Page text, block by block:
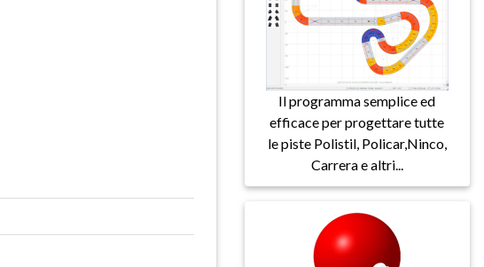
Il programma semplice ed
efficace per progettare tutte
le piste Polistil, Policar,Ninco,
Carrera e altri...